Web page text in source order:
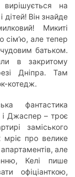
на
дітей! Він знайде
Микиті
сім’ю, але тепер
батьком.
в закритому
Дніпра. Там
котедж.
фантастика
і Джаспер – троє
заміського
мріє про велике
але
Келі пише
офіціанткою,